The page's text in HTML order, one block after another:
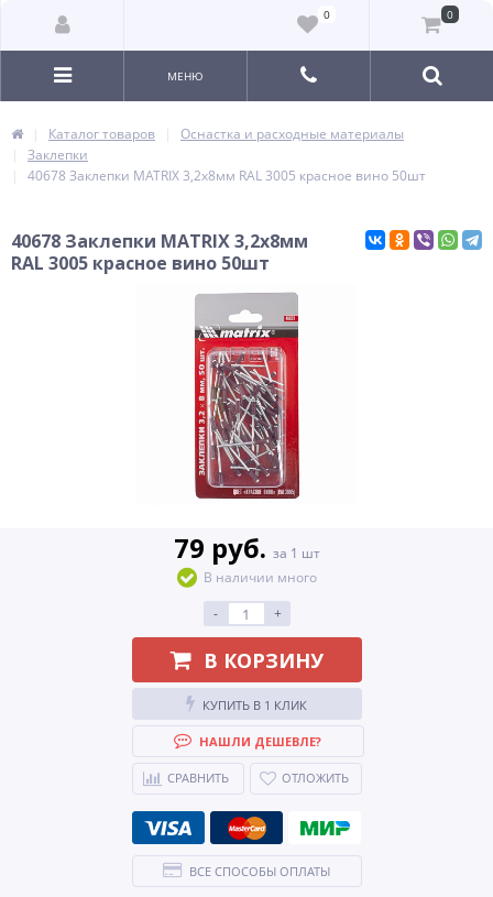
0 0
МЕНЮ
Каталог товаров
Оснастка и расходные материалы
Заклепки
40678 Заклепки MATRIX 3,2х8мм RAL 3005 красное вино 50шт
40678 Заклепки MATRIX 3,2х8мм
RAL 3005 красное вино 50шт
79 руб. за 1 шт
В наличии много
-
+
В КОРЗИНУ
КУПИТЬ В 1 КЛИК
НАШЛИ ДЕШЕВЛЕ?
СРАВНИТЬ ОТЛОЖИТЬ
ВСЕ СПОСОБЫ ОПЛАТЫ